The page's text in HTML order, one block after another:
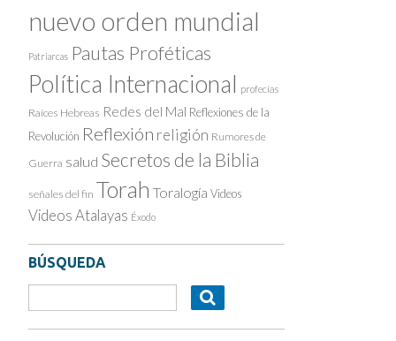
nuevo orden mundial
Patriarcas Pautas Proféticas
Política Internacional profecías
Raíces Hebreas Redes del Mal Reflexiones de la
Revolución Reflexión religión Rumores de
Guerra salud Secretos de la Biblia
señales del fin Torah Toralogía Videos
Videos Atalayas Éxodo
BÚSQUEDA